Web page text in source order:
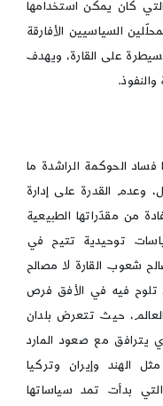
كان يمكن استخدامها
السياسيين الأفارقة
على القارة، ويهدف
فساد الحوكمة الراشدة ما
وعدم القدرة على إدارة
من مقدّراتها الطبيعية
توحيدية تتيح في
شعوب القارة لا مصالح
تلوح فيه في الأفق فرص
حيث تتعرض بلدان
يترافق مع صعود المارد
الهند وإيران وتركيا
بدأت تمد سياساتها